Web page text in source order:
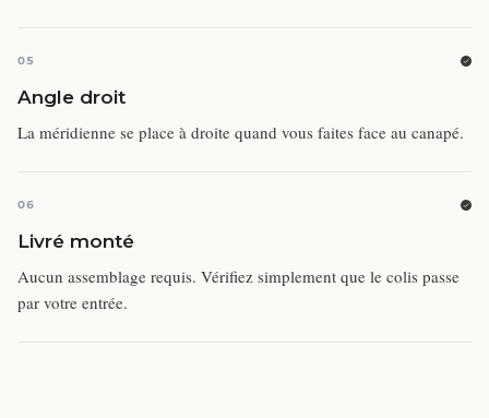
05
Angle droit
La méridienne se place à droite quand vous faites face au canapé.
06
Livré monté
Aucun assemblage requis. Vérifiez simplement que le colis passe
par votre entrée.